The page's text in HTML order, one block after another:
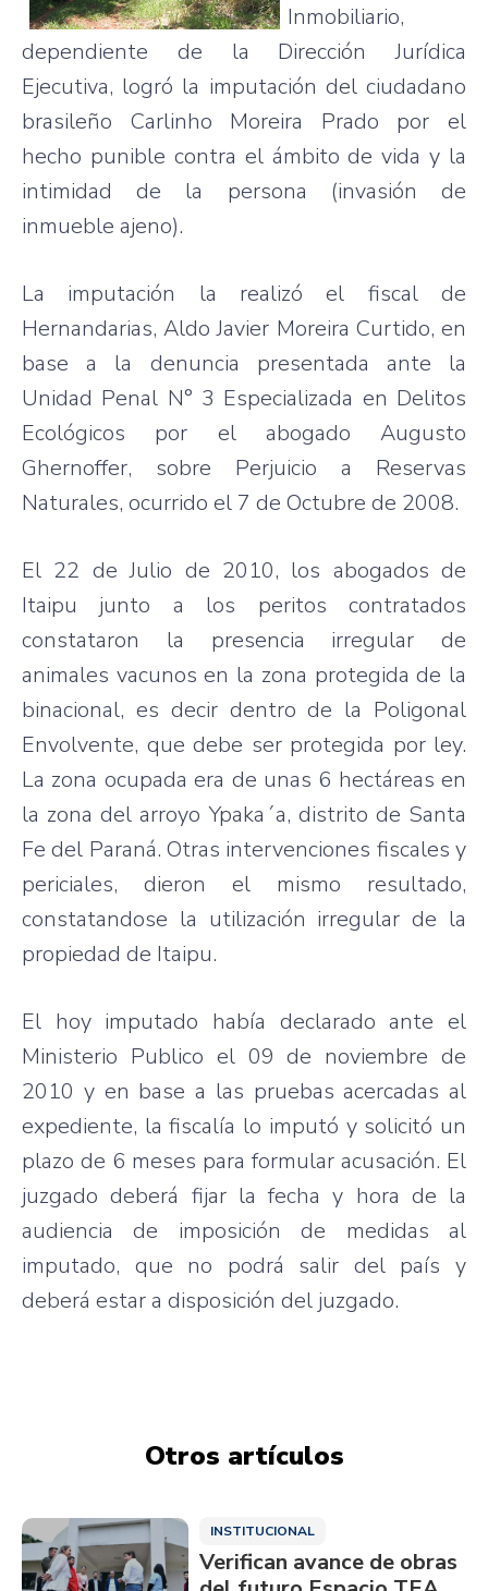
Inmobiliario,
dependiente de la Dirección
Jurídica
Ejecutiva, logró la imputación delciudadano
brasileño
Carlinho Moreira Prado por el
hecho punible contra el ámbito devida y la
intimidad de la persona (invasión de
inmueble ajeno).
La imputación la realizó el fiscal de
Hernandarias, Aldo Javier Moreira Curtido, en
base a la denuncia presentada ante la
Unidad Penal N° 3 Especializada en Delitos
Ecológicos
por el abogado
Augusto
Ghernoffer, sobre Perjuicio a Reservas
Naturales, ocurrido el 7 de Octubre de 2008.
El 22 de Julio de 2010, los abogados de
Itaipu
junto a los peritos
contratados
constataron la presencia irregular de
animales vacunos en la zona protegida de la
binacional, es decir dentro de la Poligonal
Envolvente, que debe ser protegida por ley.
La zona ocupada era de unas 6 hectáreas en
la zona del arroyoYpaka´a, distrito de Santa
Fe del Paraná.Otras intervenciones fiscales y
periciales, dieron el mismo resultado,
constatandose la utilización irregular de la
propiedad de Itaipu.
El hoy imputado había declarado ante el
Ministerio Publico el 09 de noviembre de
2010 y en base a las pruebas acercadas al
expediente, lafiscalía lo imputó y solicitó un
plazo de 6 meses para formular acusación. El
juzgado deberá fijarlafecha y hora de la
audiencia de imposición de medidas al
imputado, que no podrá salir del país y
deberá estara disposición del juzgado.
Otros artículos
INSTITUCIONAL
Verifican avance de obras